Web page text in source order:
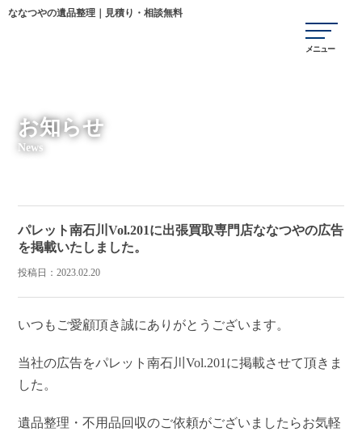
ななつやの遺品整理｜見積り・相談無料
お知らせ
News
パレット南石川Vol.201に出張買取専門店ななつやの広告
を掲載いたしました。
投稿日：2023.02.20
いつもご愛顧頂き誠にありがとうございます。
当社の広告をパレット南石川Vol.201に掲載させて頂きま
した。
遺品整理・不用品回収のご依頼がございましたらお気軽